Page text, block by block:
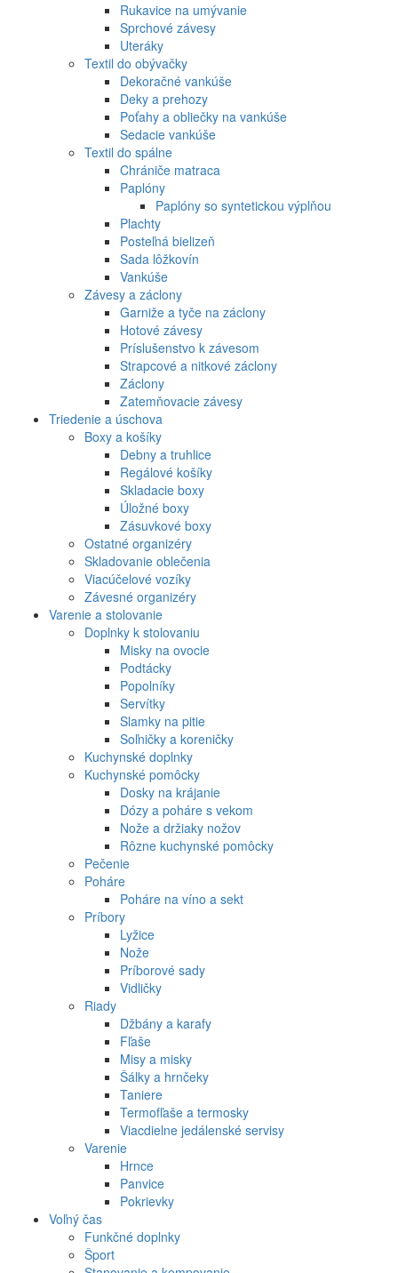
Rukavice na umývanie
Sprchové závesy
Uteráky
Textil do obývačky
Dekoračné vankúše
Deky a prehozy
Poťahy a obliečky na vankúše
Sedacie vankúše
Textil do spálne
Chrániče matraca
Paplóny
Paplóny so syntetickou výplňou
Plachty
Posteľná bielizeň
Sada lôžkovín
Vankúše
Závesy a záclony
Garniže a tyče na záclony
Hotové závesy
Príslušenstvo k závesom
Strapcové a nitkové záclony
Záclony
Zatemňovacie závesy
Triedenie a úschova
Boxy a košíky
Debny a truhlice
Regálové košíky
Skladacie boxy
Úložné boxy
Zásuvkové boxy
Ostatné organizéry
Skladovanie oblečenia
Viacúčelové vozíky
Závesné organizéry
Varenie a stolovanie
Doplnky k stolovaniu
Misky na ovocie
Podtácky
Popolníky
Servítky
Slamky na pitie
Soľničky a koreničky
Kuchynské doplnky
Kuchynské pomôcky
Dosky na krájanie
Dózy a poháre s vekom
Nože a držiaky nožov
Rôzne kuchynské pomôcky
Pečenie
Poháre
Poháre na víno a sekt
Príbory
Lyžice
Nože
Príborové sady
Vidličky
Riady
Džbány a karafy
Fľaše
Misy a misky
Šálky a hrnčeky
Taniere
Termofľaše a termosky
Viacdielne jedálenské servisy
Varenie
Hrnce
Panvice
Pokrievky
Voľný čas
Funkčné doplnky
Šport